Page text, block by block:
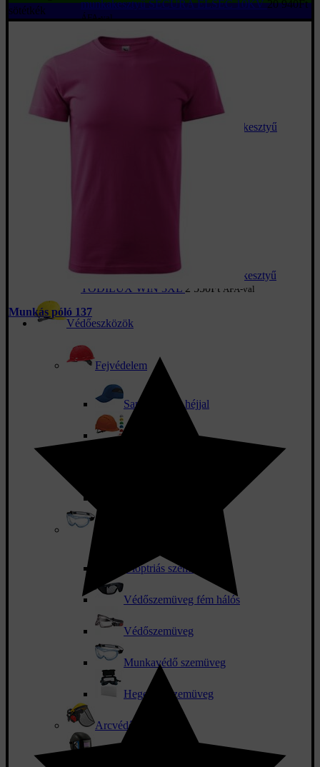
munkakesztyű SECURA ELSEC 10KV20 940Ft
ÁFA-val
Mártott téli kesztyű
Téli munkakesztyű
TODILUX WIN 3XL 2 550Ft ÁFA-val
Védőeszközök
Fejvédelem
Sapkák ABS héjjal
Dioptriás szemüveg
Védőszemüveg fém hálós
Védőszemüveg
Munkavédő szemüveg
Hegesztő szemüveg
Arcvédő
sötétkék
Munkás póló 137